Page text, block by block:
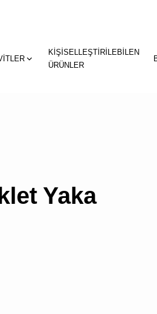
KİŞİSELLEŞTİRİLEBİLEN
ÜRÜNLER
""
Yaka